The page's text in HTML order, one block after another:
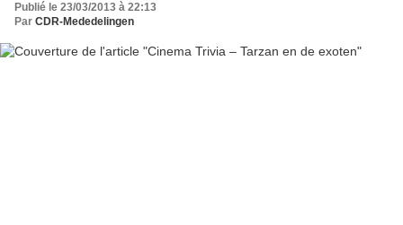
Publié le 23/03/2013 à 22:13
Par CDR-Mededelingen